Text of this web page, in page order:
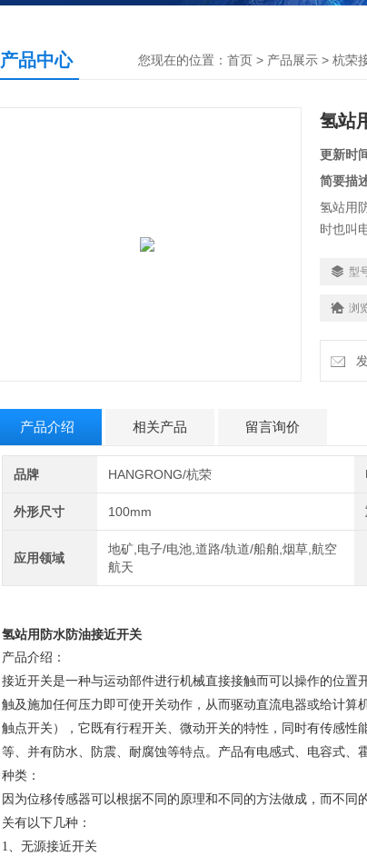
产品中心 您现在的位置： 首页 > 产品展示 > 杭荣
氢站
更新时
简要描
氢站用
时也叫
型
浏
产品介绍 相关产品 留言询价
品牌 HANGRONG/杭荣
外形尺寸 100mm
应用领域
地矿,电子/电池,道路/轨道/船舶,烟草,航空
航天
氢站用防水防油接近开关
产品介绍：
接近开关是一种与运动部件进行机械直接接触而可以操作的位
触及施加任何压力即可使开关动作，从而驱动直流电器或给计
触点开关），它既有行程开关、微动开关的特性，同时有传感
等、并有防水、防震、耐腐蚀等特点。产品有电感式、电容式、
种类：
因为位移传感器可以根据不同的原理和不同的方法做成，而不
关有以下几种：
1、无源接近开关